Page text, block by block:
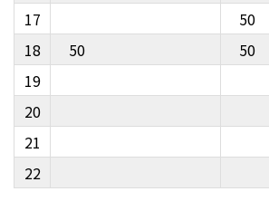
17
18
19
20
21
22
50
50
50